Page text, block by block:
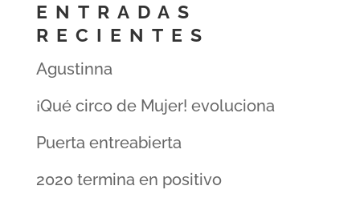
ENTRADAS
RECIENTES
Agustinna
¡Qué circo de Mujer! evoluciona
Puerta entreabierta
2020 termina en positivo